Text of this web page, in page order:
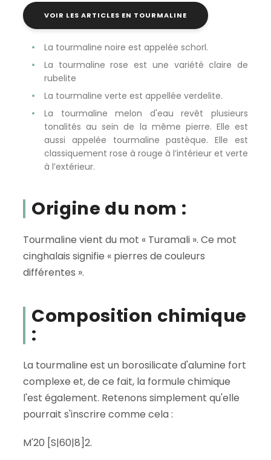
VOIR LES ARTICLES EN TOURMALINE
La tourmaline noire est appelée schorl.
La tourmaline rose est une variété claire de
rubelite
La tourmaline verte est appellée verdelite.
La tourmaline melon d'eau revêt plusieurs
tonalités au sein de la même pierre. Elle est
aussi appelée tourmaline pastèque. Elle est
classiquement rose à rouge à l’intérieur et verte
à l’extérieur.
Origine du nom :
Tourmaline vient du mot « Turamali ». Ce mot
cinghalais signifie « pierres de couleurs
différentes ».
Composition chimique
:
La tourmaline est un borosilicate d'alumine fort
complexe et, de ce fait, la formule chimique
l'est également. Retenons simplement qu'elle
pourrait s'inscrire comme cela :
M'20 [S|60|8]2.